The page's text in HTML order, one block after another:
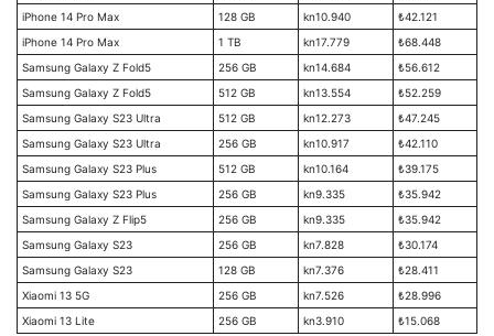
iPhone 14 Pro Max
128 GB kn10.940
₺42.121
iPhone 14 Pro Max
1 TB kn17.779
₺68.448
Samsung Galaxy Z Fold5
256 GB kn14.684
₺56.612
Samsung Galaxy Z Fold5
512 GB kn13.554
₺52.259
Samsung Galaxy S23 Ultra
512 GB kn12.273
₺47.245
Samsung Galaxy S23 Ultra
256 GB kn10.917
₺42.110
Samsung Galaxy S23 Plus
512 GB kn10.164
₺39.175
Samsung Galaxy S23 Plus
256 GB kn9.335
₺35.942
Samsung Galaxy Z Flip5
256 GB kn9.335
₺35.942
Samsung Galaxy S23
256 GB kn7.828
₺30.174
Samsung Galaxy S23
128 GB kn7.376
₺28.411
Xiaomi 13 5G
256 GB kn7.526
₺28.996
Xiaomi 13 Lite
256 GB kn3.910 ₺15.068